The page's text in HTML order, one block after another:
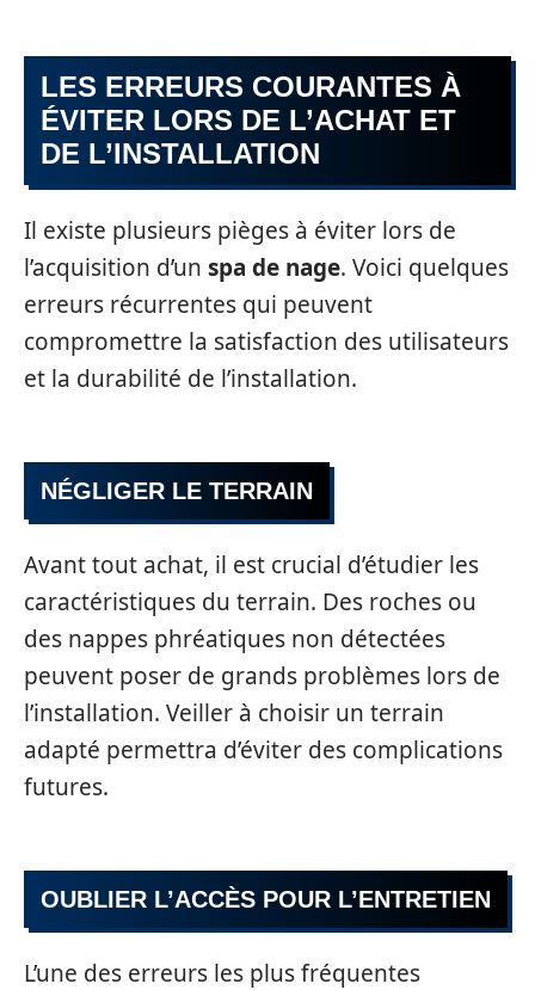
LES ERREURS COURANTES À
ÉVITER LORS DE L’ACHAT ET
DE L’INSTALLATION
Il existe plusieurs pièges à éviter lors de
l’acquisition d’un spa de nage. Voici quelques
erreurs récurrentes qui peuvent
compromettre la satisfaction des utilisateurs
et la durabilité de l’installation.
NÉGLIGER LE TERRAIN
Avant tout achat, il est crucial d’étudier les
caractéristiques du terrain. Des roches ou
des nappes phréatiques non détectées
peuvent poser de grands problèmes lors de
l’installation. Veiller à choisir un terrain
adapté permettra d’éviter des complications
futures.
OUBLIER L’ACCÈS POUR L’ENTRETIEN
L’une des erreurs les plus fréquentes